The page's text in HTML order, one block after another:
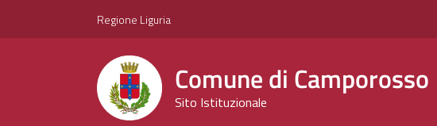
Regione Liguria
Comune di Camporosso
Sito Istituzionale